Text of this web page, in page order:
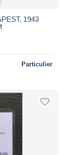
1943
Particulier